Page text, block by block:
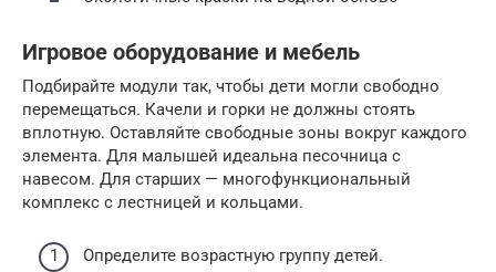
Игровое оборудование и мебель
Подбирайте модули так, чтобы дети могли свободно
перемещаться. Качели и горки не должны стоять
вплотную. Оставляйте свободные зоны вокруг каждого
элемента. Для малышей идеальна песочница с
навесом. Для старших — многофункциональный
комплекс с лестницей и кольцами.
Определите возрастную группу детей.